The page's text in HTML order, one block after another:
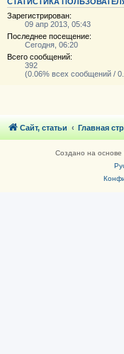
Зарегистрирован:
09 апр 2013, 05:43
Последнее посещение:
Сегодня, 06:20
Всего сообщений:
392
(0.06% всех сообщений /
Сайт, статьи Главная
Создано на основе